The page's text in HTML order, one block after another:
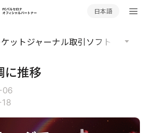
日本語
ットジャーナル取引ソフトウェア
に推移
06